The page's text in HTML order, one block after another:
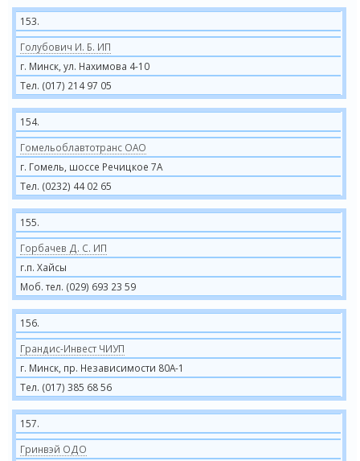
153.
Голубович И. Б. ИП
г. Минск, ул. Нахимова 4-10
Тел. (017) 214 97 05
154.
Гомельоблавтотранс ОАО
г. Гомель, шоссе Речицкое 7А
Тел. (0232) 44 02 65
155.
Горбачев Д. С. ИП
г.п. Хайсы
Моб. тел. (029) 693 23 59
156.
Грандис-Инвест ЧИУП
г. Минск, пр. Независимости 80А-1
Тел. (017) 385 68 56
157.
Гринвэй ОДО